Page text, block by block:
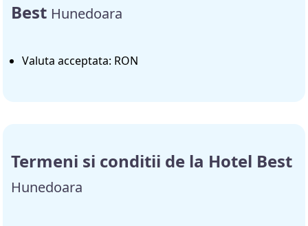
Best Hunedoara
Valuta acceptata: RON
Termeni si conditii de la Hotel Best
Hunedoara